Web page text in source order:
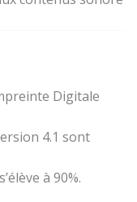
Digitale
4.1 sont
à 90%.